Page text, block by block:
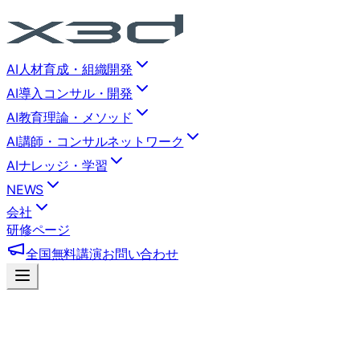
AI人材育成・組織開発
AI導入コンサル・開発
AI教育理論・メソッド
AI講師・コンサルネットワーク
AIナレッジ・学習
NEWS
会社
研修ページ
全国無料講演お問い合わせ